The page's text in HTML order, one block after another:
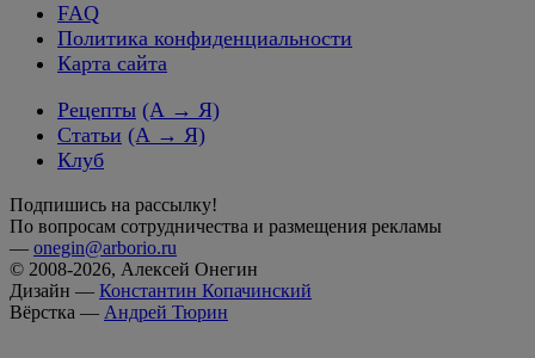
FAQ
Политика конфиденциальности
Карта сайта
Рецепты (А → Я)
Статьи (А → Я)
Клуб
Подпишись на рассылку!
По вопросам сотрудничества и размещения рекламы
— onegin@arborio.ru
© 2008-2026, Алексей Онегин
Дизайн — Константин Копачинский
Вёрстка — Андрей Тюрин